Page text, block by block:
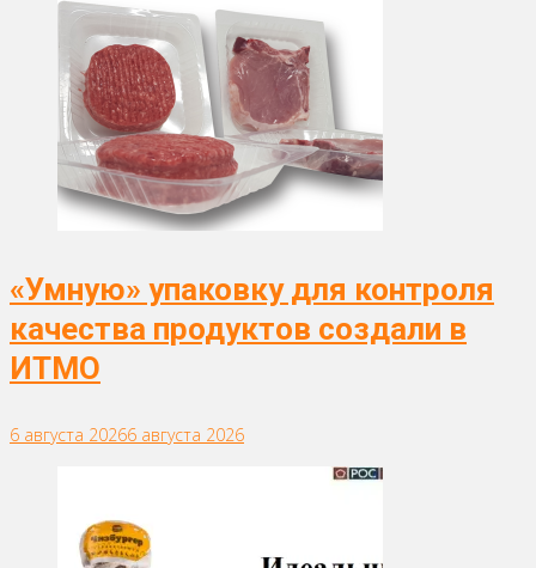
«Умную» упаковку для контроля
качества продуктов создали в
ИТМО
6 августа 20266 августа 2026